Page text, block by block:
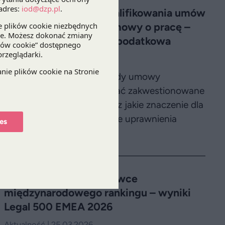
Konsekwencje przekwalifikowania umów
cywilnoprawnych w umowy o pracę –
perspektywa prawna i podatkowa
Konferencja | 09.06.2026
Eksperci DZP wyjaśnią, kiedy umowy
cywilnoprawne mogą zostać zakwestionowane
przez organy kontrolne oraz jakie znaczenie dla
przedsiębiorców mają nowe uprawnienia
inspektorów pracy.
DZP ponownie w czołówce
międzynarodowego rankingu – wyniki
Legal 500 EMEA 2026